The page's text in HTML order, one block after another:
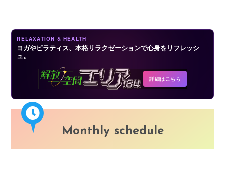
RELAXATION & HEALTH
ヨガやピラティス、本格リラクゼーションで心身をリフレッシ
ュ。
詳細はこちら
Monthly schedule